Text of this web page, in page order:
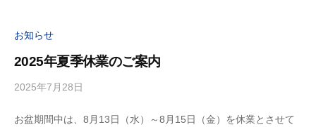
お知らせ
2025年夏季休業のご案内
2025年7月28日
ビ
お盆期間中は、8月13日（水）～8月15日（金）を休業とさせて